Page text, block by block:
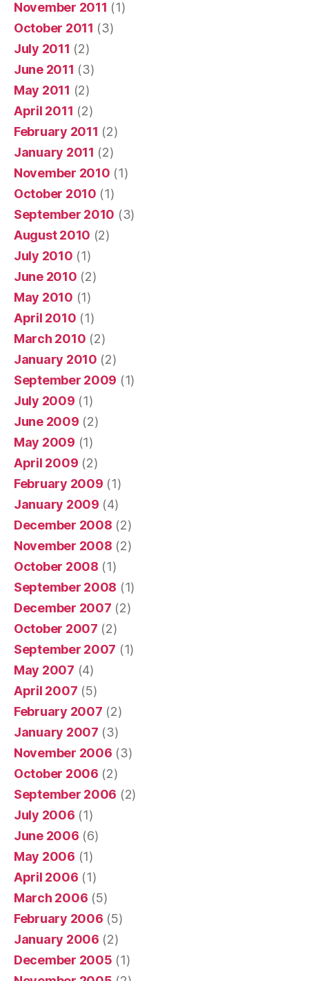
November 2011 (1)
October 2011 (3)
July 2011 (2)
June 2011 (3)
May 2011 (2)
April 2011 (2)
February 2011 (2)
January 2011 (2)
November 2010 (1)
October 2010 (1)
September 2010 (3)
August 2010 (2)
July 2010 (1)
June 2010 (2)
May 2010 (1)
April 2010 (1)
March 2010 (2)
January 2010 (2)
September 2009 (1)
July 2009 (1)
June 2009 (2)
May 2009 (1)
April 2009 (2)
February 2009 (1)
January 2009 (4)
December 2008 (2)
November 2008 (2)
October 2008 (1)
September 2008 (1)
December 2007 (2)
October 2007 (2)
September 2007 (1)
May 2007 (4)
April 2007 (5)
February 2007 (2)
January 2007 (3)
November 2006 (3)
October 2006 (2)
September 2006 (2)
July 2006 (1)
June 2006 (6)
May 2006 (1)
April 2006 (1)
March 2006 (5)
February 2006 (5)
January 2006 (2)
December 2005 (1)